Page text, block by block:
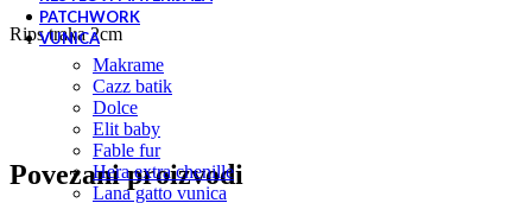
PATCHWORK
VUNICA
makrame
cazz batik
dolce
elit baby
fable fur
hera extra chenille
lana gatto vunica
Rips traka 2cm
Povezani proizvodi